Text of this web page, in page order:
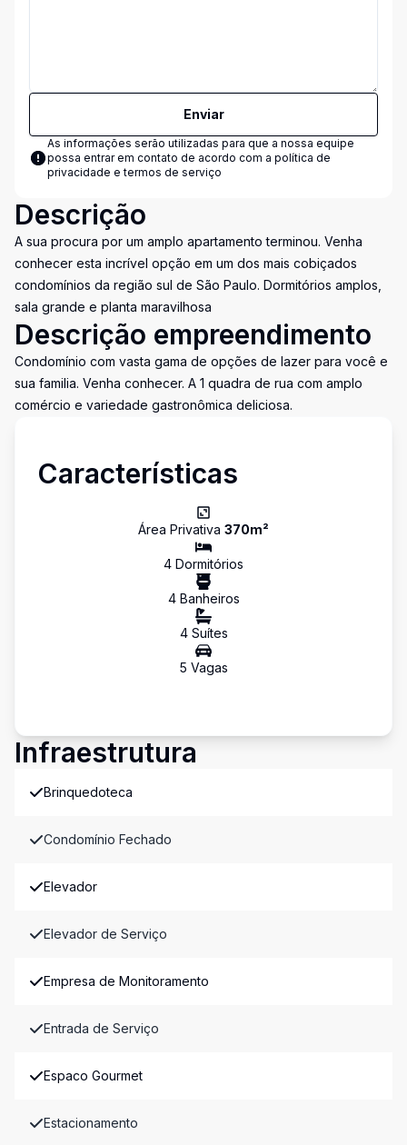
Enviar
As informações serão utilizadas para que a nossa equipe
possa entrar em contato de acordo com a política de
privacidade e termos de serviço
Descrição
A sua procura por um amplo apartamento terminou. Venha
conhecer esta incrível opção em um dos mais cobiçados
condomínios da região sul de São Paulo. Dormitórios amplos,
sala grande e planta maravilhosa
Descrição empreendimento
Condomínio com vasta gama de opções de lazer para você e
sua familia. Venha conhecer. A 1 quadra de rua com amplo
comércio e variedade gastronômica deliciosa.
Características
Área Privativa 370m²
4 Dormitórios
4Banheiros
4Suítes
5 Vagas
Infraestrutura
Brinquedoteca
Condomínio Fechado
Elevador
Elevador de Serviço
Empresa de Monitoramento
Entrada de Serviço
Espaco Gourmet
Estacionamento